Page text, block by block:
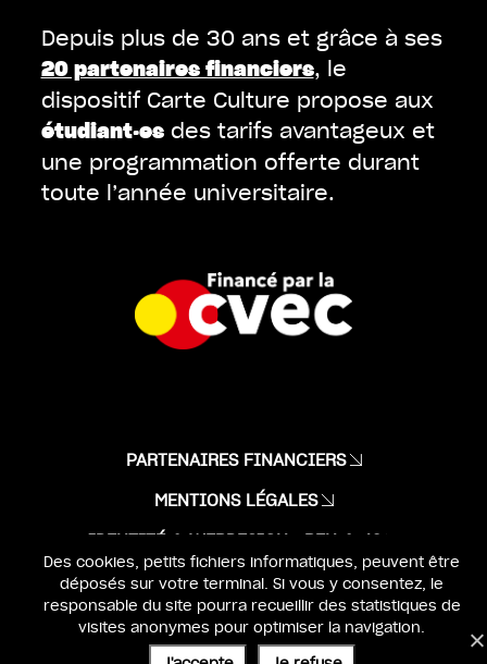
Depuis plus de 30 ans et grâce à ses
20 partenaires financiers, le
dispositif Carte Culture propose aux
étudiant·esdes tarifs avantageux et
une programmation offerte durant
toute l’année universitaire.
PARTENAIRES FINANCIERS
MENTIONS LÉGALES
IDENTITÉ & WEBDESIGN : BEN & JO
UX & DEV :SÉBASTIEN POILVERT
Des cookies, petits fichiers informatiques, peuvent être
déposés sur votre terminal. Si vous y consentez, le
responsable du site pourra recueillir des statistiques de
visites anonymes pour optimiser la navigation.